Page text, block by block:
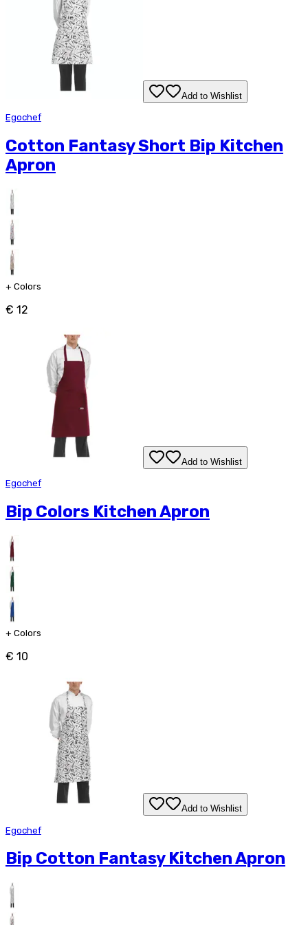
Add to Wishlist
Egochef
Cotton Fantasy Short Bip Kitchen
Apron
+ Colors
€ 12
Add to Wishlist
Egochef
Bip Colors Kitchen Apron
+ Colors
€ 10
Add to Wishlist
Egochef
Bip Cotton Fantasy Kitchen Apron